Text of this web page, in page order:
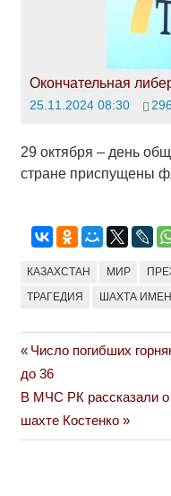
Окончательная
25.11.2024 08:30
29 октября – день
стране приспущены
КАЗАХСТАН МИР
ТРАГЕДИЯ ШАХТА
Навигация
по
записям
Previous
Post:
Число погибших
до 36
Next
Post:
В МЧС РК рассказали о
шахте Костенко